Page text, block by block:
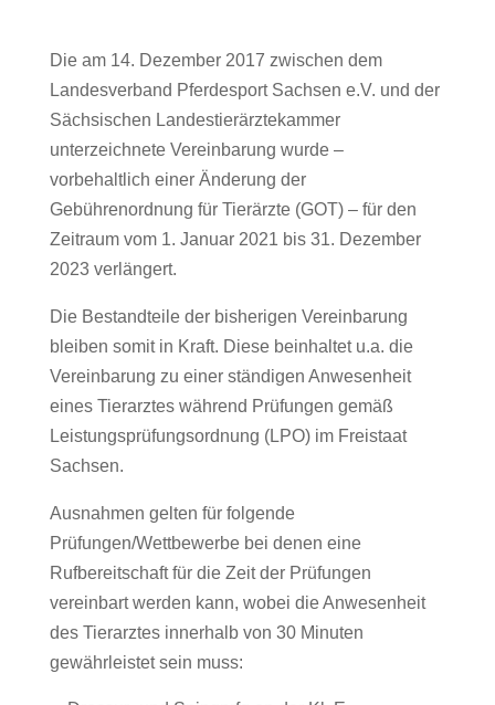
Die am 14. Dezember 2017 zwischen dem
Landesverband Pferdesport Sachsen e.V. und der
Sächsischen Landestierärztekammer
unterzeichnete Vereinbarung wurde –
vorbehaltlich einer Änderung der
Gebührenordnung für Tierärzte (GOT) – für den
Zeitraum vom 1. Januar 2021 bis 31. Dezember
2023 verlängert.
Die Bestandteile der bisherigen Vereinbarung
bleiben somit in Kraft. Diese beinhaltet u.a. die
Vereinbarung zu einer ständigen Anwesenheit
eines Tierarztes während Prüfungen gemäß
Leistungsprüfungsordnung (LPO) im Freistaat
Sachsen.
Ausnahmen gelten für folgende
Prüfungen/Wettbewerbe bei denen eine
Rufbereitschaft für die Zeit der Prüfungen
vereinbart werden kann, wobei die Anwesenheit
des Tierarztes innerhalb von 30 Minuten
gewährleistet sein muss: